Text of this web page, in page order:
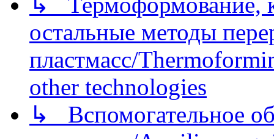
остальные методы
пластмасс/
other technologies
↳ Вспомогательное